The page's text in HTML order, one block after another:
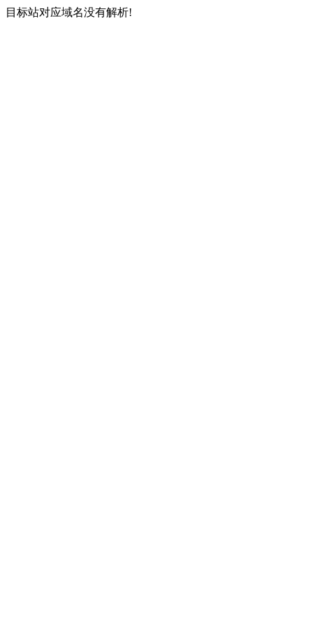
目标站对应域名没有解析!